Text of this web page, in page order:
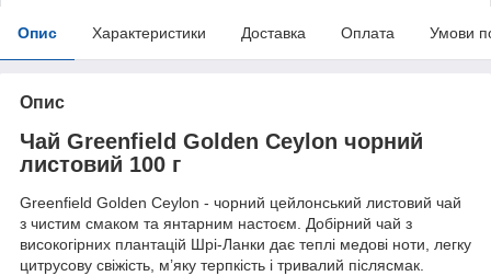
Опис Характеристики Доставка Оплата Умови
Опис
Чай Greenfield Golden Ceylon чорний
листовий 100 г
Greenfield Golden Ceylon - чорний цейлонський листовий чай
з чистим смаком та янтарним настоєм. Добірний чай з
високогірних плантацій Шрі-Ланки дає теплі медові ноти, легку
цитрусову свіжість, м’яку терпкість і тривалий післясмак.